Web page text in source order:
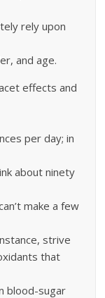
rely upon
and age.
effects and
per day; in
about ninety
make a few
strive
that
blood-sugar